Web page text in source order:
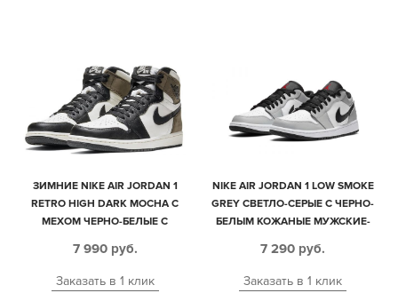
ЗИМНИЕ NIKE AIR JORDAN 1
RETRO HIGH DARK MOCHA С
МЕХОМ ЧЕРНО-БЕЛЫЕ С
ЖЕНСКИЕ (35-40)
7 990 руб.
Заказать в 1 клик
NIKE AIR JORDAN 1 LOW SMOKE
GREY СВЕТЛО-СЕРЫЕ С ЧЕРНО-
БЕЛЫМ КОЖАНЫЕ МУЖСКИЕ-
7 290 руб.
Заказать в 1 клик